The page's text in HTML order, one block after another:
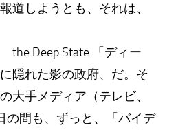
道しようとも、それは、
Deep State 「ディー
隠れた影の政府、だ。そ
手メディア（テレビ、
の間も、ずっと、「バイデ